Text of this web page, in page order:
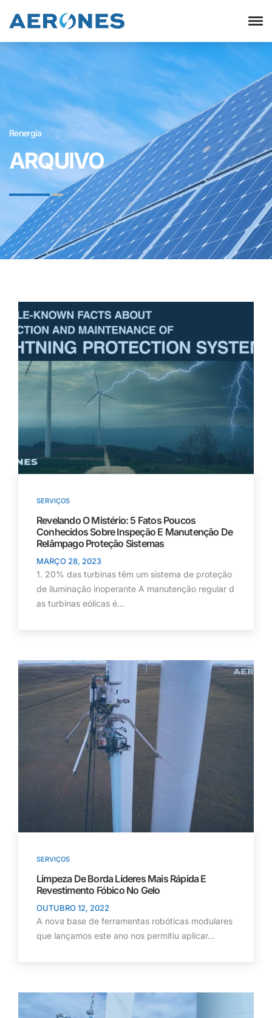
sobre Inspeção e manutenção de Sistemas"/>
Renergia
ARQUIVO
SERVIÇOS
Revelando O Mistério: 5 Fatos Poucos
Conhecidos SobreInspeção E Manutenção De
Relâmpago Proteção Sistemas
MARÇO 28, 2023
1. 20% das turbinas têm um sistema de proteção
de iluminação inoperante A manutenção regular d
as turbinas eólicas é...
SERVIÇOS
Limpeza De Borda Líderes Mais Rápida E
Revestimento Fóbico No Gelo
OUTUBRO 12, 2022
A nova base de ferramentas robóticas modulares
que lançamos este ano nos permitiu aplicar...